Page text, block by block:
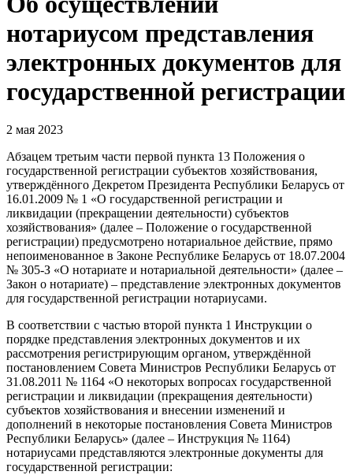
нотариусом представления
электронных документов для
государственной регистрации
2 мая 2023
Абзацем третьим части первой пункта 13 Положения о
государственной регистрации субъектов хозяйствования,
утверждённого Декретом Президента Республики Беларусь от
16.01.2009 № 1 «О государственной регистрации и
ликвидации (прекращении деятельности) субъектов
хозяйствования» (далее – Положение о государственной
регистрации) предусмотрено нотариальное действие, прямо
непоименованное в Законе Республике Беларусь от 18.07.2004
№ 305-З «О нотариате и нотариальной деятельности» (далее –
Закон о нотариате) – представление электронных документов
для государственной регистрации нотариусами.
В соответствии с частью второй пункта 1 Инструкции о
порядке представления электронных документов и их
рассмотрения регистрирующим органом, утверждённой
постановлением Совета Министров Республики Беларусь от
31.08.2011 № 1164 «О некоторых вопросах государственной
регистрации и ликвидации (прекращения деятельности)
субъектов хозяйствования и внесении изменений и
дополнений в некоторые постановления Совета Министров
Республики Беларусь» (далее – Инструкция № 1164)
нотариусами представляются электронные документы для
государственной регистрации: